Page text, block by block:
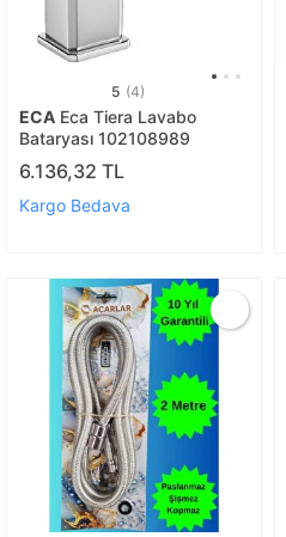
5 (4)
ECA Eca Tiera Lavabo
Bataryası 102108989
6.136,32 TL
Kargo Bedava